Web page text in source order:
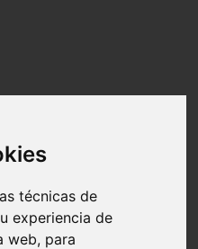
técnicas de
experiencia de
web, para